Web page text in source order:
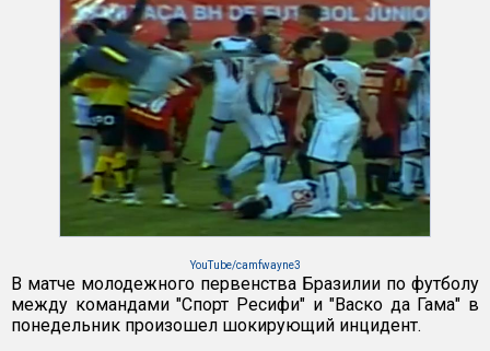
YouTube/camfwayne3
В матче молодежного первенства Бразилии по футболу
между командами "Спорт Ресифи" и "Васко да Гама" в
понедельник произошел шокирующий инцидент.